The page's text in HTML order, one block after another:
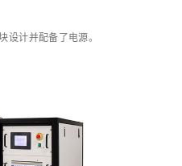
设计并配备了电源。